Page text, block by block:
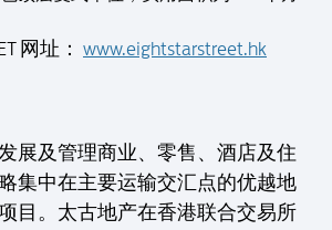
网址： www.eightstarstreet.hk
展及管理商业、零售、酒店及住
集中在主要运输交汇点的优越地
目。太古地产在香港联合交易所